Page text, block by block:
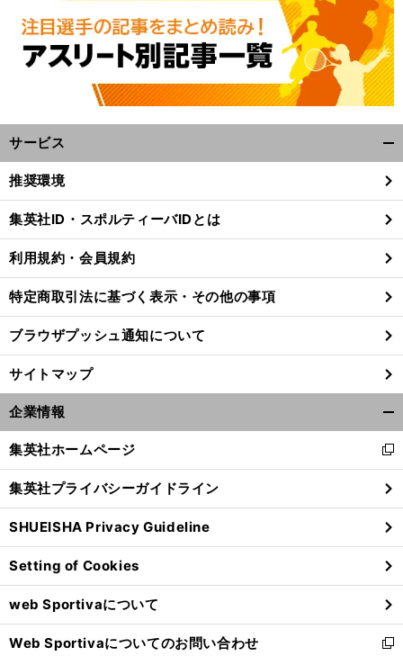
へ
サービス
閉
る
推奨環境
集英社ID・スポルティーバIDとは
利用規約・会員規約
特定商取引法に基づく表示・その他の事項
ブラウザプッシュ通知について
サイトマップ
企業情報
閉
る
集英社ホームページ
新
し
い
ウ
ィ
ン
ド
ウ
で
開
く
集英社プライバシーガイドライン
SHUEISHA Privacy Guideline
Setting of Cookies
web Sportivaについて
Web Sportivaについてのお問い合わせ
新